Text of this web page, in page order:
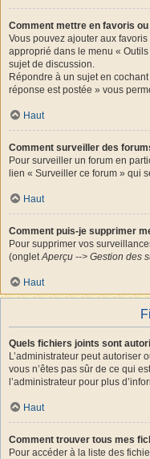
Comment mettre en favoris
Vous pouvez ajouter aux
approprié dans le menu «
sujet de discussion.
Répondre à un sujet en
réponse est postée » vous
Haut
Comment surveiller des
Pour surveiller un forum en
lien « Surveiller ce forum » qui
Haut
Comment puis-je supprimer
Pour supprimer vos
(ongletAperçu --> Gestion des
Haut
Quels fichiers joints sont
L’administrateur peut autoriser
vous n’êtes pas sûr de ce qui
l’administrateur pour plus
Haut
Comment trouver tous mes
Pour accéder à la liste des